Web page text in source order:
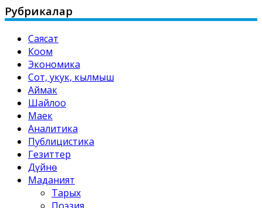
Рубрикалар
Саясат
Коом
Экономика
Сот, укук, кылмыш
Аймак
Шайлоо
Маек
Аналитика
Публицистика
Гезиттер
Дүйнө
Маданият
Тарых
Поэзия